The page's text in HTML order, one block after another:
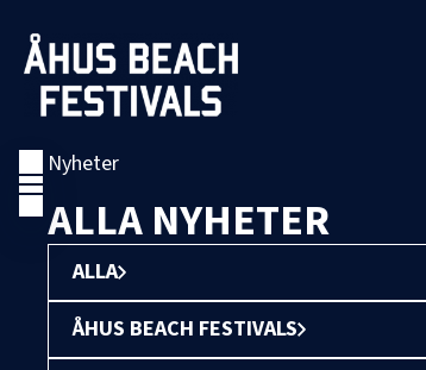
Nyheter
ALLA NYHETER
ALLA
ÅHUS BEACH FESTIVALS